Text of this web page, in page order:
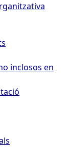
inclosos en